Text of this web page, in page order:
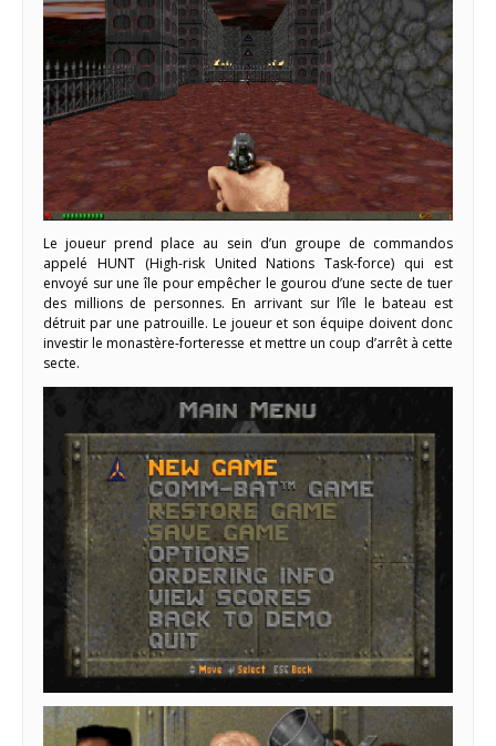
Le joueur prend place au sein d’un groupe de commandos
appelé HUNT (High-risk United Nations Task-force) qui est
envoyé sur une île pour empêcher le gourou d’une secte de tuer
des millions de personnes. En arrivant sur l’île le bateau est
détruit par une patrouille. Le joueur et son équipe doivent donc
investir le monastère-forteresse et mettre un coup d’arrêt à cette
secte.